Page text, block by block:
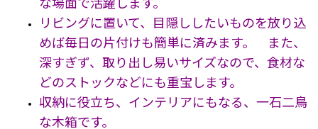
な場面で活躍します。
リビングに置いて、目隠ししたいものを放り込
めば毎日の片付けも簡単に済みます。 また、
深すぎず、取り出し易いサイズなので、食材な
どのストックなどにも重宝します。
収納に役立ち、インテリアにもなる、一石二鳥
な木箱です。